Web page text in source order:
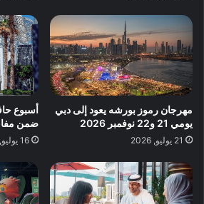
مهرجان رموز بورشه يعود إلى دبي
يومي 21 و22 نوفمبر 2026
21 يوليو, 2026
أسبوع
ضمن
16 يوليو, 2026